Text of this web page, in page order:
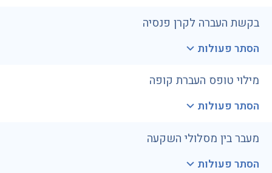
בקשת העברה לקרן פנסיה
הסתר פעולות
מילוי טופס העברת קופה
הסתר פעולות
מעבר בין מסלולי השקעה
הסתר פעולות